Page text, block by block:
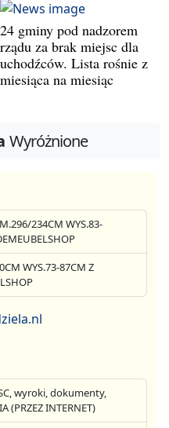
24 gminy pod nadzorem
rządu za brak miejsc dla
uchodźców. Lista rośnie z
miesiąca na miesiąc
Wyróżnione
234CM WYS.83-
WYS.73-87CM Z
wyroki, dokumenty,
(PRZEZ INTERNET)